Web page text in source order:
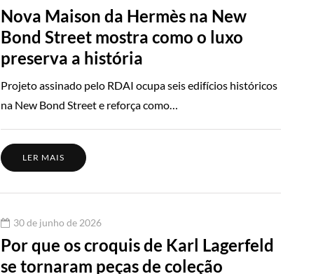
Nova Maison da Hermès na New
Bond Street mostra como o luxo
preserva a história
Projeto assinado pelo RDAI ocupa seis edifícios históricos
na New Bond Street e reforça como…
LER MAIS
30 de junho de 2026
Por que os croquis de Karl Lagerfeld
se tornaram peças de coleção